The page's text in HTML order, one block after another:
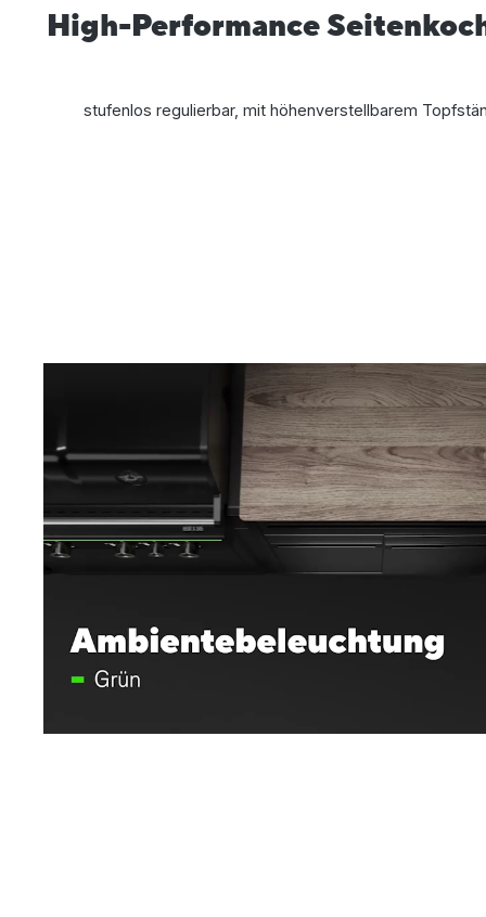
High-Performance
stufenlos regulierbar, mit höhenverstellbarem